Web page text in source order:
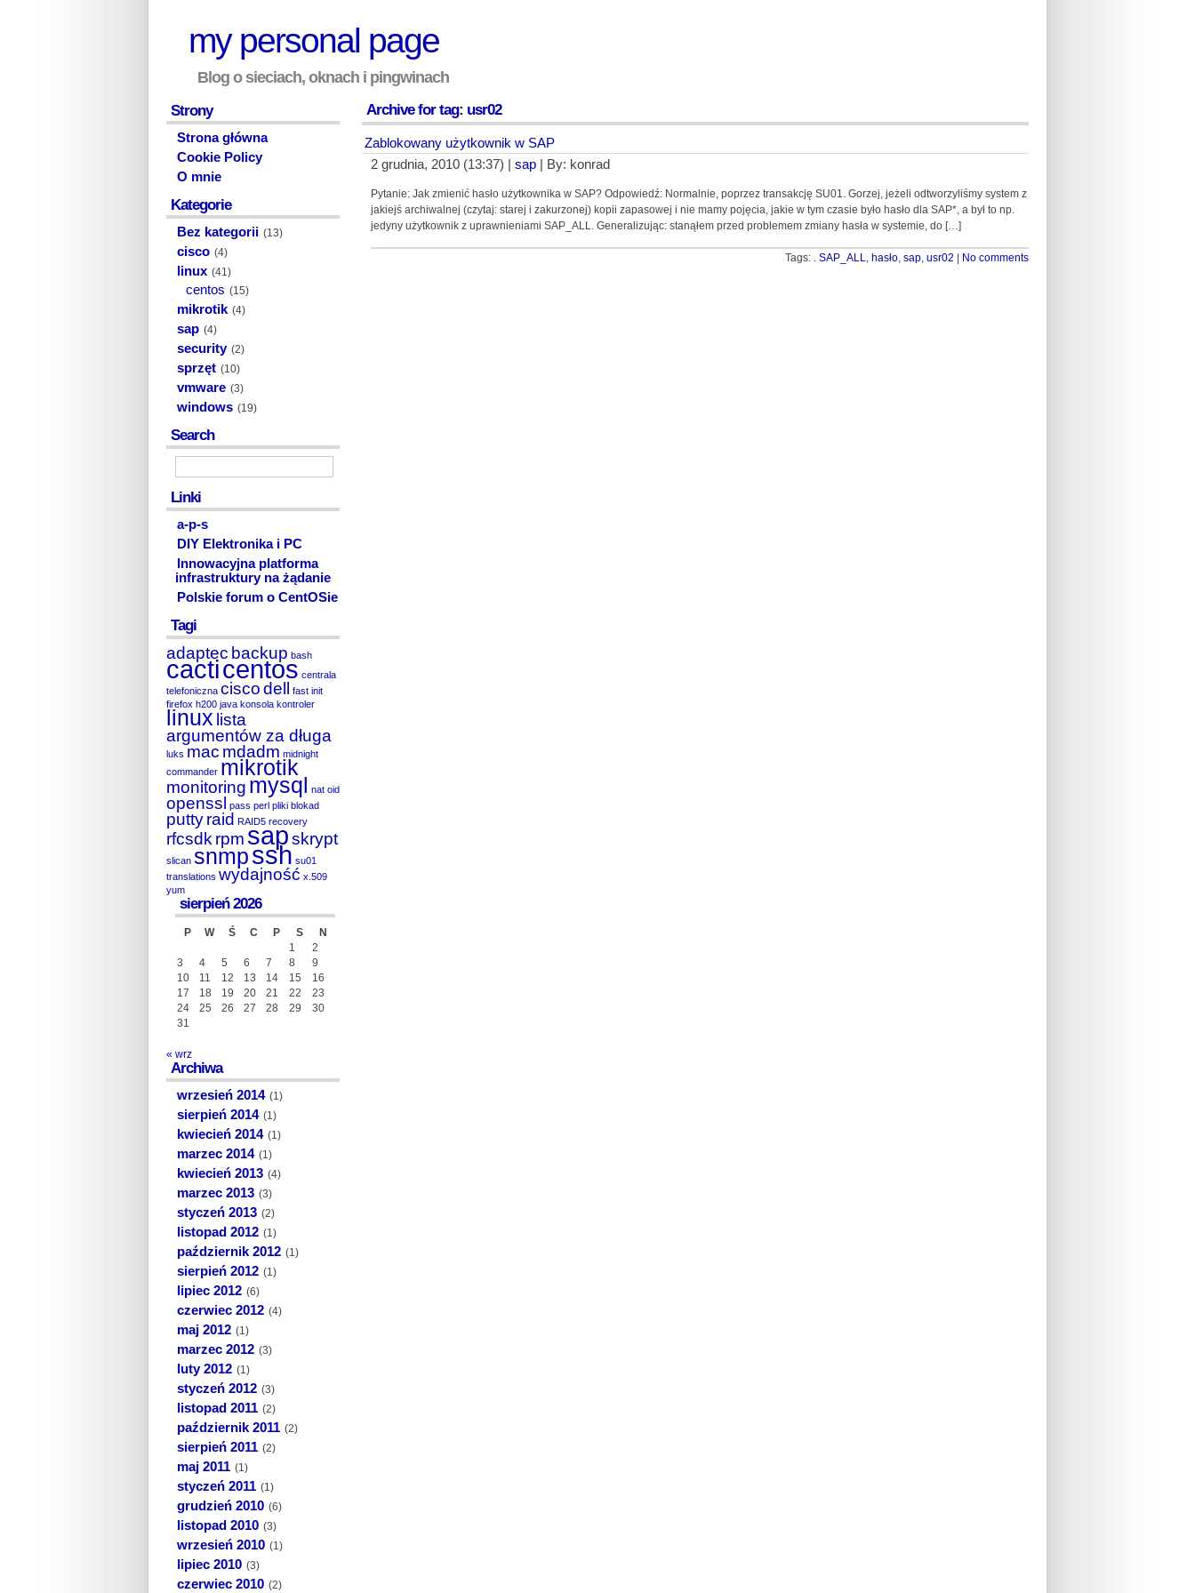
my personal page
Blog o sieciach, oknach i pingwinach
Archive for tag: usr02
Zablokowany użytkownik w SAP
2 grudnia, 2010 (13:37) | sap | By: konrad
Pytanie: Jak zmienić hasło użytkownika w SAP? Odpowiedź: Normalnie, poprzez transakcję SU01. Gorzej, jeżeli odtworzyliśmy system z
jakiejś archiwalnej (czytaj: starej i zakurzonej) kopii zapasowej i nie mamy pojęcia, jakie w tym czasie było hasło dla SAP*, a był to np.
jedyny użytkownik z uprawnieniami SAP_ALL. Generalizując: stanąłem przed problemem zmiany hasła w systemie, do […]
Tags: . SAP_ALL, hasło, sap, usr02 No comments
Strony
Strona główna
Cookie Policy
O mnie
Kategorie
Bez kategorii (13)
cisco (4)
linux (41)
centos (15)
mikrotik (4)
sap (4)
security (2)
sprzęt (10)
vmware (3)
windows (19)
Search
Linki
a-p-s
DIY Elektronika i PC
Innowacyjna platforma
infrastruktury na żądanie
Polskie forum o CentOSie
Tagi
adaptec backup bash
cacticentos centrala
telefoniczna ciscodell
fast init
firefox h200 java konsola kontroler
linux lista
argumentów za długa
luks mac mdadm midnight
commander mikrotik
monitoring mysql nat oid
openssl pass perl pliki blokad
puttyraid RAID5 recovery
rfcsdk rpm sapskrypt
slican snmpssh su01
translations wydajność x.509
yum
sierpień 2026
P W Ś C P S
N
1
2
3
4 5 6 7 8
9
10
11 12 13 14 15
16
17
18 19 20 21 22
23
24
25 26 27 28 29
30
31
« wrz
Archiwa
wrzesień 2014 (1)
sierpień 2014 (1)
kwiecień 2014 (1)
marzec 2014 (1)
kwiecień 2013 (4)
marzec 2013 (3)
styczeń 2013 (2)
listopad 2012 (1)
październik 2012 (1)
sierpień 2012 (1)
lipiec 2012 (6)
czerwiec 2012 (4)
maj 2012 (1)
marzec 2012 (3)
luty 2012 (1)
styczeń 2012 (3)
listopad 2011 (2)
październik 2011 (2)
sierpień 2011 (2)
maj 2011 (1)
styczeń 2011 (1)
grudzień 2010 (6)
listopad 2010 (3)
wrzesień 2010 (1)
lipiec 2010 (3)
czerwiec 2010 (2)